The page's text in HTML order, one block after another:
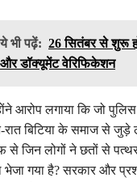
ये भी पढ़ें: 26 सितंबर से शुरू
और डॉक्यूमेंट वेरिफिकेशन
आरोप लगाया कि जो
रात बिटिया के समाज से जुड़े
से जिन लोगों ने छतों से
गया है? सरकार और